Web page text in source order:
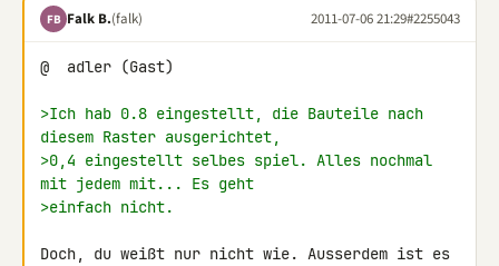
FB Falk B.(falk) 2011-07-06 21:29#2255043
@  adler (Gast)
>Ich hab 0.8 eingestellt, die Bauteile nach
diesem Raster ausgerichtet,
>0,4 eingestellt selbes spiel. Alles nochmal
mit jedem mit... Es geht
>einfach nicht.
Doch, du weißt nur nicht wie. Ausserdem ist es